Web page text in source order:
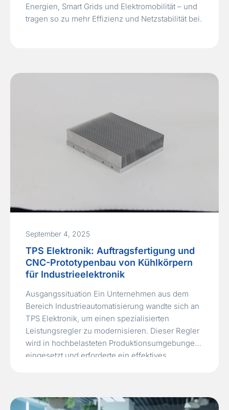
Energien, Smart Grids und Elektromobilität – und
tragen so zu mehr Effizienz und Netzstabilität bei.
September 4, 2025
TPS Elektronik: Auftragsfertigung und
CNC-Prototypenbau von Kühlkörpern
für Industrieelektronik
Ausgangssituation Ein Unternehmen aus dem
Bereich Industrieautomatisierung wandte sich an
TPS Elektronik, um einen spezialisierten
Leistungsregler zu modernisieren. Dieser Regler
wird in hochbelasteten Produktionsumgebungen
eingesetzt und erforderte ein effektives
über 20 Jahren von einem anderen Anbieter